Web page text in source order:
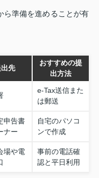
ら準備を進めることが有
先
おすすめの提
出方法
e-Tax送信また
は郵送
申告書
ナー
自宅のパソコ
ンで作成
場や電
事前の電話確
認と平日利用